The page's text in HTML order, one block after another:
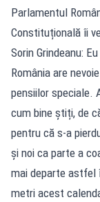
Parlamentul
Constituțională îi
Sorin Grindeanu:
România are
pensiilor speciale.
cum bine știți, de
pentru că s-a
și noi ca parte a
mai departe astfel
metri acest